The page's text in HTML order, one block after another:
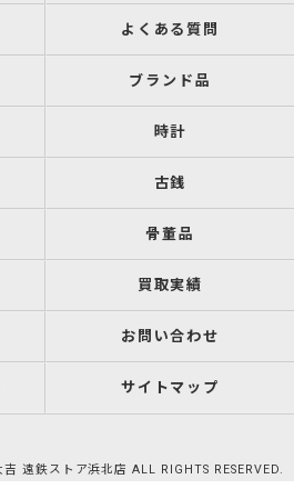
よくある質問
ブランド品
時計
古銭
骨董品
買取実績
お問い合わせ
サイトマップ
遠鉄ストア浜北店 ALL RIGHTS RESERVED.